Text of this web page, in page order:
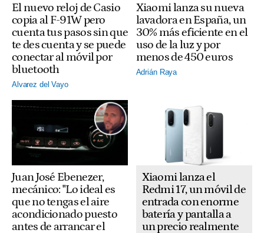
El nuevo reloj de Casio
copia al F-91W pero
cuenta tus pasos sin que
te des cuenta y se puede
conectar al móvil por
bluetooth
Alvarez del Vayo
Xiaomi lanza su nueva
lavadora en España, un
30% más eficiente en el
uso de la luz y por
menos de 450 euros
Adrián Raya
Juan José Ebenezer,
mecánico: "Lo ideal es
que no tengas el aire
acondicionado puesto
antes de arrancar el
Xiaomi lanza el
Redmi 17, un móvil de
entrada con enorme
batería y pantalla a
un precio realmente